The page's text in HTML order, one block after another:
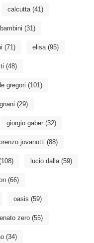
calcutta(41)
(31)
(71) elisa(95)
(48)
gregori (101)
(29)
giorgio gaber(32)
jovanotti (88)
lucio dalla(59)
(66)
oasis (59)
zero(55)
(34)